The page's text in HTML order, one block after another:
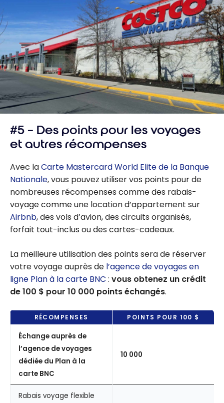
#5 – Des points pour les voyages
et autres récompenses
Avec laCarte Mastercard World Elite de la Banque
Nationale, vous pouvez utiliser vos points pour de
nombreuses récompenses comme des rabais-
voyage comme une location d’appartement sur
Airbnb, des vols d’avion, des circuits organisés,
forfait tout-inclus ou des cartes-cadeaux.
La meilleure utilisation des points sera de réserver
votre voyage auprès de l’agence de voyages en
ligne Plan à la carte BNC : vous obtenez un crédit
de 100 $ pour 10 000 points échangés.
RÉCOMPENSES POINTS POUR 100 $
Échange auprès de
l’agence de voyages
dédiée du Plan à la
carte BNC
10 000
Rabais voyage flexible